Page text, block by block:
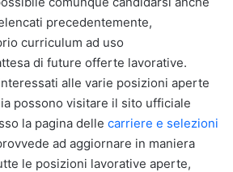
precedentemente,
curriculum ad uso
di future offerte lavorative.
alle varie posizioni aperte
possono visitare il sito ufficiale
la pagina delle carriere e selezioni
ad aggiornare in maniera
le posizioni lavorative aperte,